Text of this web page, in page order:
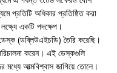
প্রতিটি অধিকার প্রতিষ্ঠিত করা
একটি পদক্ষেপ।
(ডব্লিউএইচডি) তৈরি করেছি।
করেন। এই ডেস্কগুলি
মধ্যে আত্মবিশ্বাস জাগিয়ে তোলে।